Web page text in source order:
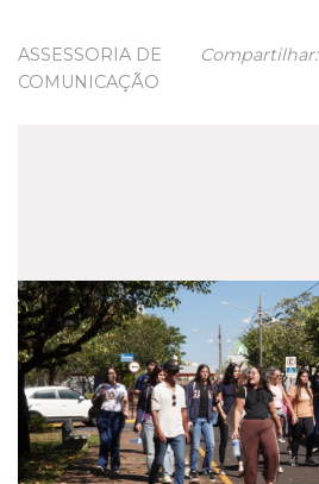
Compartilhar:
ASSESSORIA DE
COMUNICAÇÃO